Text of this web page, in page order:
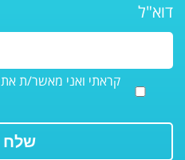
דוא"ל
קראתי ואני מאשר/ת את